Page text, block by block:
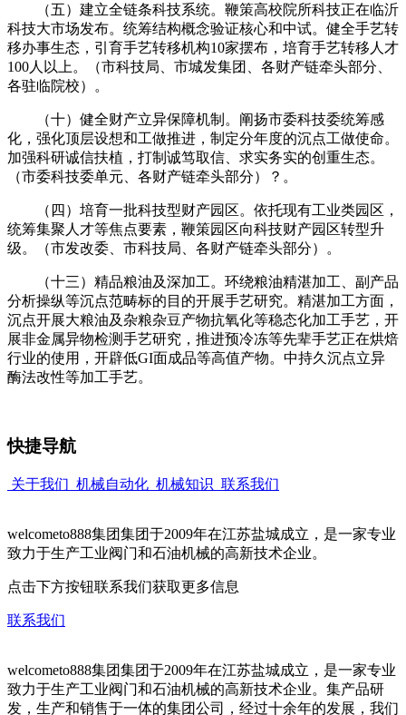
（五）建立全链条科技系统。鞭策高校院所科技正在临沂
科技大市场发布。统筹结构概念验证核心和中试。健全手艺转
移办事生态，引育手艺转移机构10家摆布，培育手艺转移人才
100人以上。（市科技局、市城发集团、各财产链牵头部分、
各驻临院校）。
（十）健全财产立异保障机制。阐扬市委科技委统筹感
化，强化顶层设想和工做推进，制定分年度的沉点工做使命。
加强科研诚信扶植，打制诚笃取信、求实务实的创重生态。
（市委科技委单元、各财产链牵头部分）？。
（四）培育一批科技型财产园区。依托现有工业类园区，
统筹集聚人才等焦点要素，鞭策园区向科技财产园区转型升
级。（市发改委、市科技局、各财产链牵头部分）。
（十三）精品粮油及深加工。环绕粮油精湛加工、副产品
分析操纵等沉点范畴标的目的开展手艺研究。精湛加工方面，
沉点开展大粮油及杂粮杂豆产物抗氧化等稳态化加工手艺，开
展非金属异物检测手艺研究，推进预冷冻等先辈手艺正在烘焙
行业的使用，开辟低GI面成品等高值产物。中持久沉点立异
酶法改性等加工手艺。
快捷导航
关于我们 机械自动化 机械知识 联系我们
welcometo888集团集团于2009年在江苏盐城成立，是一家专业
致力于生产工业阀门和石油机械的高新技术企业。
点击下方按钮联系我们获取更多信息
联系我们
welcometo888集团集团于2009年在江苏盐城成立，是一家专业
致力于生产工业阀门和石油机械的高新技术企业。集产品研
发，生产和销售于一体的集团公司，经过十余年的发展，我们